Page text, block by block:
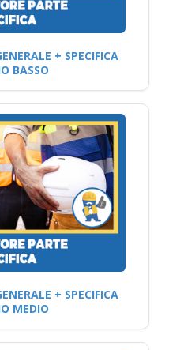
+ SPECIFICA
BASSO
+ SPECIFICA
MEDIO